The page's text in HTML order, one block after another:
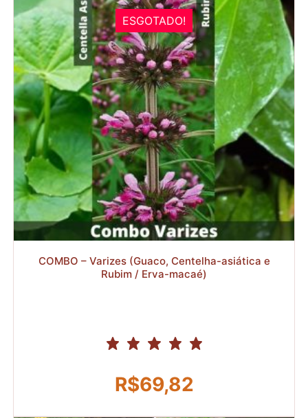
ESGOTADO!
COMBO – Varizes (Guaco, Centelha-asiática e
Rubim / Erva-macaé)
R$69,82
R$